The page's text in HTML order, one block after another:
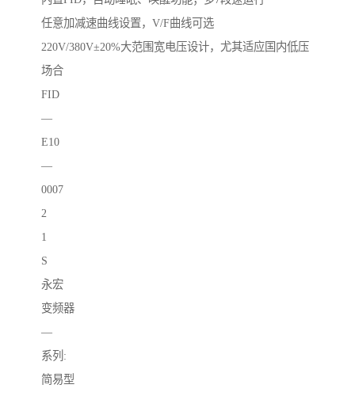
任意加减速曲线设置，V/F曲线可选
220V/380V±20%大范围宽电压设计，尤其适应国内低压
场合
FID
—
E10
—
0007
2
1
S
永宏
变频器
—
系列:
简易型